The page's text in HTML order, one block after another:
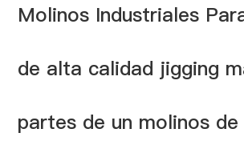
Molinos Industriales
de alta calidad jigging
partes de un molinos